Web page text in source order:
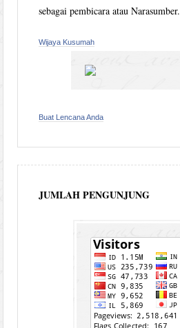
sebagai pembicara atau Narasumber.
Wijaya Kusumah
Buat Lencana Anda
JUMLAH PENGUNJUNG